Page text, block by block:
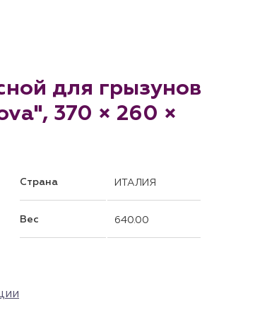
для грызунов
370 × 260 ×
Страна ИТАЛИЯ
Вес 640.00